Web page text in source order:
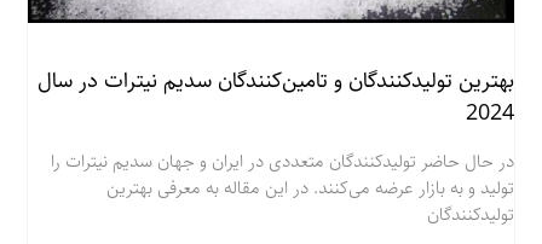
بهترین تولیدکنندگان و تامین‌کنندگان سدیم نیترات در سال
2024
در حال حاضر تولیدکنندگان متعددی در ایران و جهان سدیم نیترات را
تولید و به بازار عرضه می‌کنند. در این مقاله به معرفی بهترین
تولیدکنندگان